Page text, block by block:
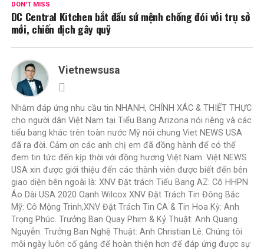
DON'T MISS
DC Central Kitchen bắt đầu sứ mệnh chống đói với trụ sở
mới, chiến dịch gây quỹ
Vietnewsusa
Nhằm đáp ứng nhu cầu tin NHANH, CHÍNH XÁC & THIẾT THỰC
cho người dân Việt Nam tại Tiểu Bang Arizona nói riêng và các
tiểu bang khác trên toàn nước Mỹ nói chung Viet NEWS USA
đã ra đời. Cảm ơn các anh chị em đã đồng hành để có thể
đem tin tức đến kịp thời với đồng hương Việt Nam. Việt NEWS
USA xin được giới thiệu đến các thành viên được biết đến bên
giao diện bên ngoài là: XNV Đặt trách Tiểu Bang AZ: Cô HHPN
Áo Dài USA 2020 Oanh Wilcox XNV Đặt Trách Tin Đông Bắc
Mỹ: Cô Mộng Trinh,XNV Đặt Trách Tin CA & Tin Hoa Kỳ: Anh
Trọng Phúc. Trưởng Ban Quay Phim & Kỷ Thuật: Anh Quang
Nguyễn. Trưởng Ban Nghệ Thuật: Anh Christian Lê. Chúng tôi
mỗi ngày luôn cố gắng để hoàn thiện hơn để đáp ứng được sự